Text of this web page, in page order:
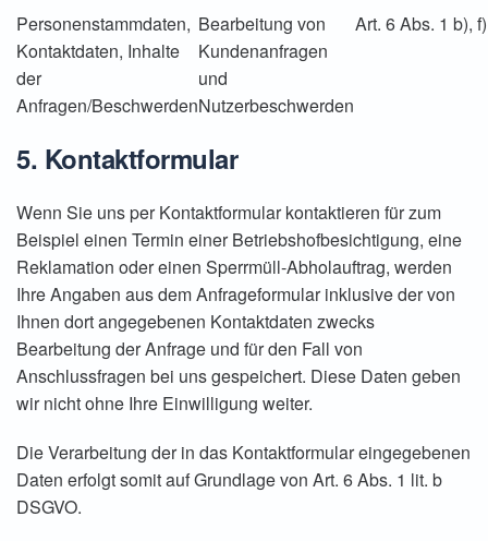
Personenstammdaten,
Kontaktdaten, Inhalte
der
Anfragen/Beschwerden
Bearbeitung von
Kundenanfragen
und
Nutzerbeschwerden
Art. 6 Abs. 1 b), f)
5. Kontaktformular
Wenn Sie uns per Kontaktformular kontaktieren für zum
Beispiel einen Termin einer Betriebshofbesichtigung, eine
Reklamation oder einen Sperrmüll-Abholauftrag, werden
Ihre Angaben aus dem Anfrageformular inklusive der von
Ihnen dort angegebenen Kontaktdaten zwecks
Bearbeitung der Anfrage und für den Fall von
Anschlussfragen bei uns gespeichert. Diese Daten geben
wir nicht ohne Ihre Einwilligung weiter.
Die Verarbeitung der in das Kontaktformular eingegebenen
Daten erfolgt somit auf Grundlage von Art. 6 Abs. 1 lit. b
DSGVO.